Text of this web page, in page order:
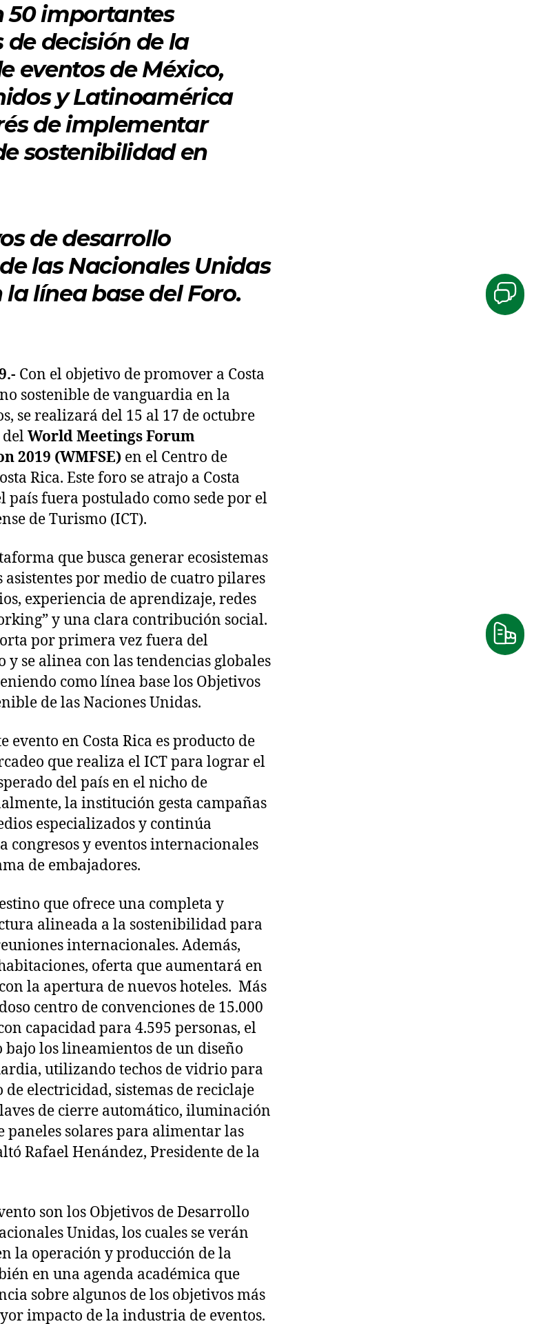
50 importantes
decisión de la
eventos de México,
y Latinoamérica
de implementar
sostenibilidad en
de desarrollo
las Nacionales Unidas
línea base del Foro.
Con el objetivo de promover a Costa
sostenible de vanguardia en la
se realizará del 15 al 17 de octubre
World Meetings Forum
2019 (WMFSE) en el Centro de
Rica. Este foro se atrajo a Costa
país fuera postulado como sede por el
de Turismo (ICT).
que busca generar ecosistemas
asistentes por medio de cuatro pilares
experiencia de aprendizaje, redes
y una clara contribución social.
por primera vez fuera del
se alinea con las tendencias globales
como línea base los Objetivos
de las Naciones Unidas.
evento en Costa Rica es producto de
que realiza el ICT para lograr el
del país en el nicho de
la institución gesta campañas
especializados y continúa
congresos y eventos internacionales
de embajadores.
que ofrece una completa y
alineada a la sostenibilidad para
internacionales. Además,
oferta que aumentará en
la apertura de nuevos hoteles. Más
centro de convenciones de 15.000
capacidad para 4.595 personas, el
los lineamientos de un diseño
utilizando techos de vidrio para
electricidad, sistemas de reciclaje
de cierre automático, iluminación
paneles solares para alimentar las
Rafael Henández, Presidente de la
son los Objetivos de Desarrollo
Unidas, los cuales se verán
la operación y producción de la
en una agenda académica que
sobre algunos de los objetivos más
impacto de la industria de eventos.